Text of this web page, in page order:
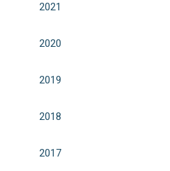
2021
2020
2019
2018
2017